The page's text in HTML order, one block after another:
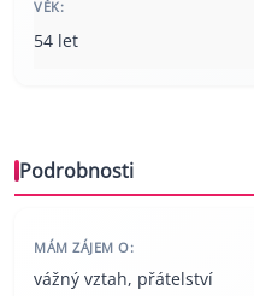
VĚK:
54 let
Podrobnosti
MÁM ZÁJEM O:
vážný vztah, přátelství